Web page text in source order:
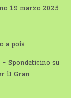
19 marzo 2025
a pois
- Spondeticino su
il Gran